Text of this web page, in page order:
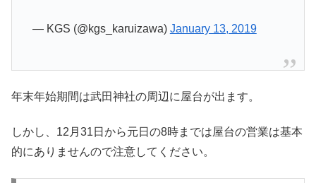
— KGS (@kgs_karuizawa) January 13, 2019
年末年始期間は武田神社の周辺に屋台が出ます。
しかし、12月31日から元日の8時までは屋台の営業は基本
的にありませんので注意してください。